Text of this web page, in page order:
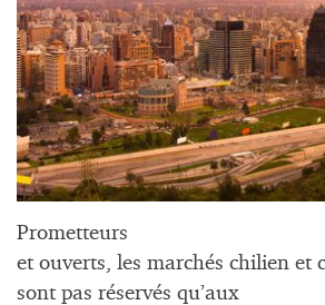
Prometteurs
et ouverts, les marchés chilien et
sont pas réservés qu’aux